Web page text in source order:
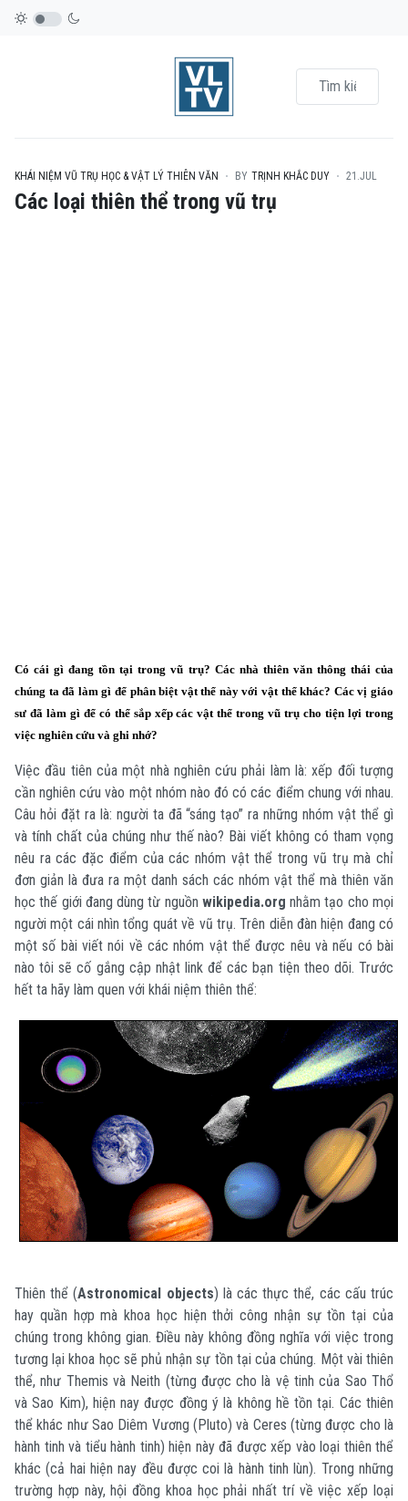
KHÁI NIỆM VŨ TRỤ HỌC & VẬT LÝ THIÊN VĂN BY TRỊNH KHẮC DUY 21.JUL
Các loại thiên thể trong vũ trụ
Có cái gì đang tồn tại trong vũ trụ? Các nhà thiên văn thông thái của
chúng ta đã làm gì để phân biệt vật thể này với vật thể khác? Các vị giáo
sư đã làm gì để có thể sắp xếp các vật thể trong vũ trụ cho tiện lợi trong
việc nghiên cứu và ghi nhớ?
Việc đầu tiên của một nhà nghiên cứu phải làm là: xếp đối tượng
cần nghiên cứu vào một nhóm nào đó có các điểm chung với nhau.
Câu hỏi đặt ra là: người ta đã “sáng tạo” ra những nhóm vật thể gì
và tính chất của chúng như thế nào? Bài viết không có tham vọng
nêu ra các đặc điểm của các nhóm vật thể trong vũ trụ mà chỉ
đơn giản là đưa ra một danh sách các nhóm vật thể mà thiên văn
học thế giới đang dùng từ nguồn wikipedia.org nhằm tạo cho mọi
người một cái nhìn tổng quát về vũ trụ. Trên diễn đàn hiện đang có
một số bài viết nói về các nhóm vật thể được nêu và nếu có bài
nào tôi sẽ cố gắng cập nhật link để các bạn tiện theo dõi. Trước
hết ta hãy làm quen với khái niệm thiên thể:
Thiên thể (Astronomical objects) là các thực thể, các cấu trúc
hay quần hợp mà khoa học hiện thởi công nhận sự tồn tại của
chúng trong không gian. Điều này không đồng nghĩa với việc trong
tương lại khoa học sẽ phủ nhận sự tồn tại của chúng. Một vài thiên
thể, như Themis và Neith (từng được cho là vệ tinh của Sao Thổ
và Sao Kim), hiện nay được đồng ‎ý là không hề tồn tại. Các thiên
thể khác như Sao Diêm Vương (Pluto) và Ceres (từng được cho là
hành tinh và tiểu hành tinh) hiện này đã được xếp vào loại thiên thể
khác (cả hai hiện nay đều được coi là hành tinh lùn). Trong những
trường hợp này, hội đồng khoa học phải nhất trí về việc xếp loại